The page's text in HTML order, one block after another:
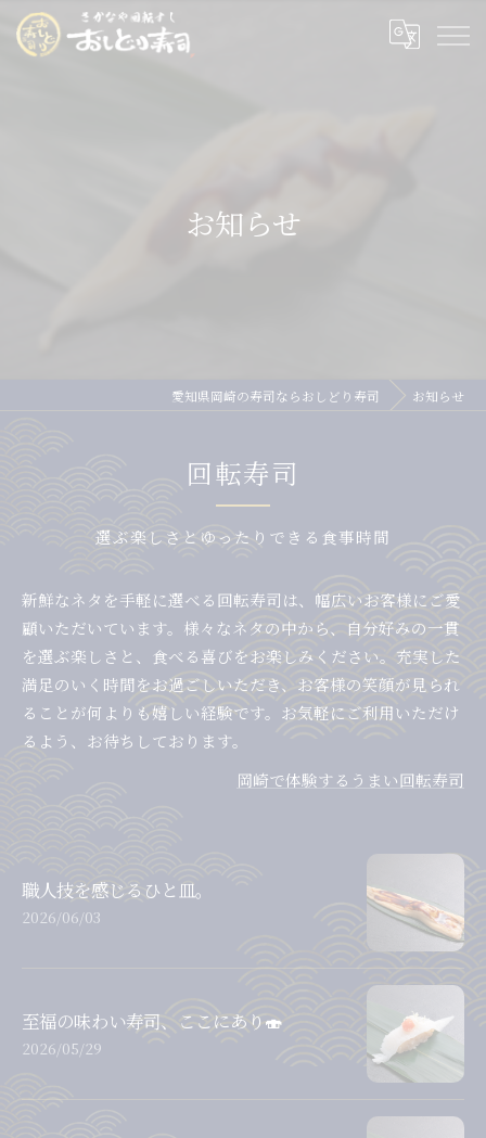
お知らせ
愛知県岡崎の寿司ならおしどり寿司 お知らせ
回転寿司
選ぶ楽しさとゆったりできる食事時間
新鮮なネタを手軽に選べる回転寿司は、幅広いお客様にご愛
顧いただいています。様々なネタの中から、自分好みの一貫
を選ぶ楽しさと、食べる喜びをお楽しみください。充実した
満足のいく時間をお過ごしいただき、お客様の笑顔が見られ
ることが何よりも嬉しい経験です。お気軽にご利用いただけ
るよう、お待ちしております。
岡崎で体験するうまい回転寿司
職人技を感じるひと皿。
2026/06/03
至福の味わい寿司、ここにあり🍣
2026/05/29